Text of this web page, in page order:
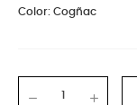
Color: Cogñac